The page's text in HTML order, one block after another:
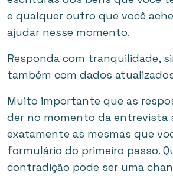
e qualquer outro que você
ajudar nesse momento.
Responda com tranquilidade,
também com dados
Muito importante que as
der no momento da entrevista
exatamente as mesmas que
formulário do primeiro passo.
contradição pode ser uma